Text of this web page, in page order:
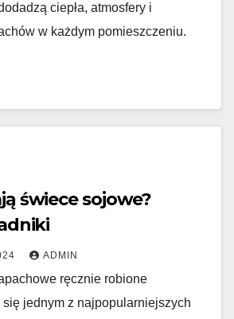
ciepła, atmosfery i
w każdym pomieszczeniu.
świece sojowe?
ADMIN
ręcznie robione
się jednym z najpopularniejszych